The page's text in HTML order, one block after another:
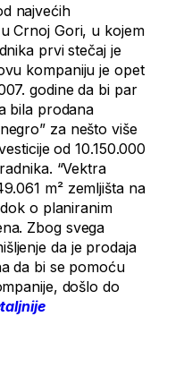
najvećih
Crnoj Gori, u kojem
prvi stečaj je
kompaniju je opet
godine da bi par
bila prodana
za nešto više
od 10.150.000
“Vektra
m² zemljišta na
o planiranim
Zbog svega
da je prodaja
da bi se pomoću
došlo do